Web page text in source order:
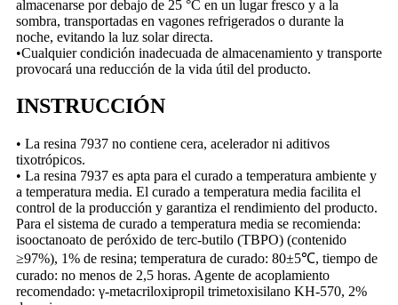
almacenarse por debajo de 25 °C en un lugar fresco y a la
sombra, transportadas en vagones refrigerados o durante la
noche, evitando la luz solar directa.
•Cualquier condición inadecuada de almacenamiento y transporte
provocará una reducción de la vida útil del producto.
INSTRUCCIÓN
• La resina 7937 no contiene cera, acelerador ni aditivos
tixotrópicos.
• La resina 7937 es apta para el curado a temperatura ambiente y
a temperatura media. El curado a temperatura media facilita el
control de la producción y garantiza el rendimiento del producto.
Para el sistema de curado a temperatura media se recomienda:
isooctanoato de peróxido de terc-butilo (TBPO) (contenido
≥97%), 1% de resina; temperatura de curado: 80±5℃, tiempo de
curado: no menos de 2,5 horas. Agente de acoplamiento
recomendado: γ-metacriloxipropil trimetoxisilano KH-570, 2%